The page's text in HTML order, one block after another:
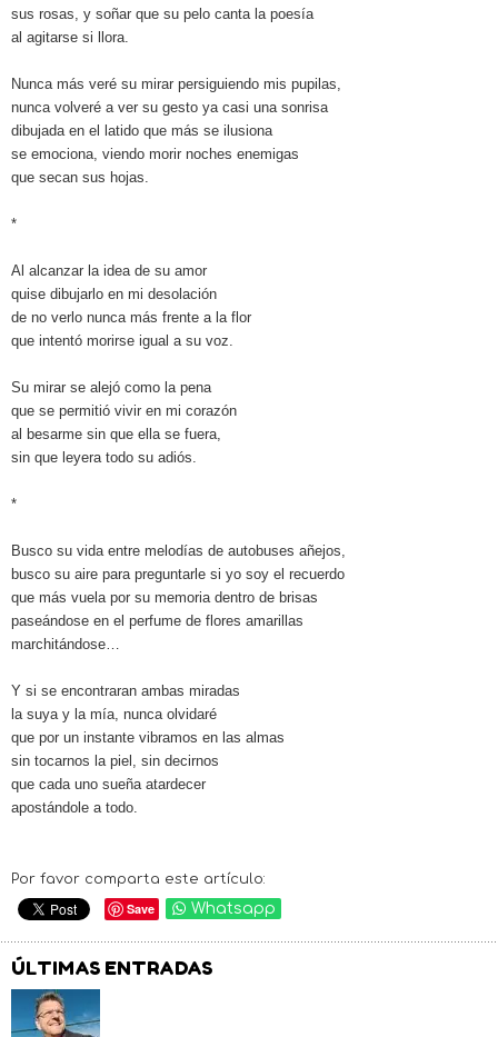
sus rosas, y soñar que su pelo canta la poesía
al agitarse si llora.
Nunca más veré su mirar persiguiendo mis pupilas,
nunca volveré a ver su gesto ya casi una sonrisa
dibujada en el latido que más se ilusiona
se emociona, viendo morir noches enemigas
que secan sus hojas.
*
Al alcanzar la idea de su amor
quise dibujarlo en mi desolación
de no verlo nunca más frente a la flor
que intentó morirse igual a su voz.
Su mirar se alejó como la pena
que se permitió vivir en mi corazón
al besarme sin que ella se fuera,
sin que leyera todo su adiós.
*
Busco su vida entre melodías de autobuses añejos,
busco su aire para preguntarle si yo soy el recuerdo
que más vuela por su memoria dentro de brisas
paseándose en el perfume de flores amarillas
marchitándose…
Y si se encontraran ambas miradas
la suya y la mía, nunca olvidaré
que por un instante vibramos en las almas
sin tocarnos la piel, sin decirnos
que cada uno sueña atardecer
apostándole a todo.
Por favor comparta este artículo:
Save Whatsapp
ÚLTIMAS ENTRADAS